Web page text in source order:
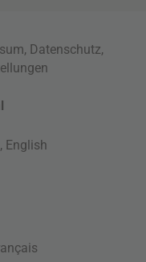
, Datenschutz,
English